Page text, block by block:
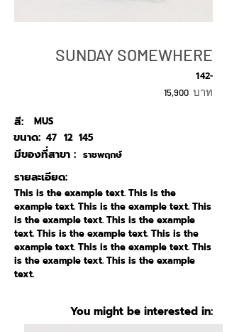
SUNDAY SOMEWHERE
142-
15,900 บาท
สี:
MUS
47
ขนาด: 12 145
ราชพฤกษ์
มีของที่สาขา :
รายละเอียด:
This is the example text. This is the
example text. This is the example text. This
is the example text. This is the example
text. This is the example text. This is the
example text. This is the example text. This
is the example text. This is the example
text.
You might be interested in: